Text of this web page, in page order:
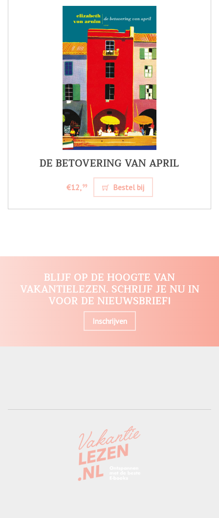
DE BETOVERING VAN APRIL
€12,99 Bestel bij
BLIJF OP DE HOOGTE VAN
VAKANTIELEZEN. SCHRIJF JE NU IN
VOOR DE NIEUWSBRIEF!
Inschrijven